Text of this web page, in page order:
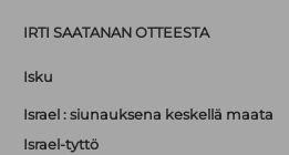
IRTI SAATANAN OTTEESTA
Isku
Israel : siunauksena keskellä maata
Israel-tyttö